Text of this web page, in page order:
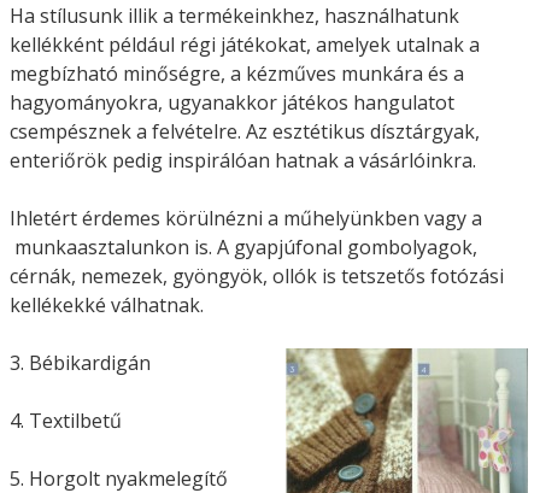
Ha stílusunk illik a termékeinkhez, használhatunk
kellékként például régi játékokat, amelyek utalnak a
megbízható minőségre, a kézműves munkára és a
hagyományokra, ugyanakkor játékos hangulatot
csempésznek a felvételre. Az esztétikus dísztárgyak,
enteriőrök pedig inspirálóan hatnak a vásárlóinkra.
Ihletért érdemes körülnézni a műhelyünkben vagy a
munkaasztalunkon is. A gyapjúfonal gombolyagok,
cérnák, nemezek, gyöngyök, ollók is tetszetős fotózási
kellékekké válhatnak.
3. Bébikardigán
4. Textilbetű
5. Horgolt nyakmelegítő